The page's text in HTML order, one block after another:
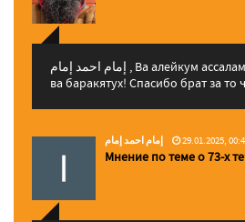
إمام احمد إمام , Ва алейкум ассалам ва рахматуЛлахи
ва баракятух! Спасибо брат за то
إمام احمد إمام 29.01.2025,
Мнение по теме о 73-х